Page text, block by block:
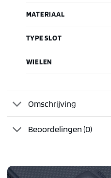
MATERIAAL
TYPE SLOT
WIELEN
Omschrijving
Beoordelingen (0)